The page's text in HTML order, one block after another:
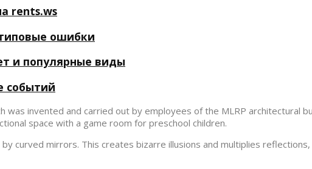
rents.ws
ошибки
и популярные виды
событий
invented and carried out by employees of the MLRP architectural
space with a game room for preschool children.
curved mirrors. This creates bizarre illusions and multiplies